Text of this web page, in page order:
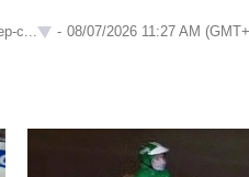
c... - 08/07/2026 11:27 AM